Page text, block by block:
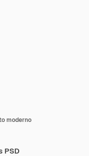
moderno
PSD